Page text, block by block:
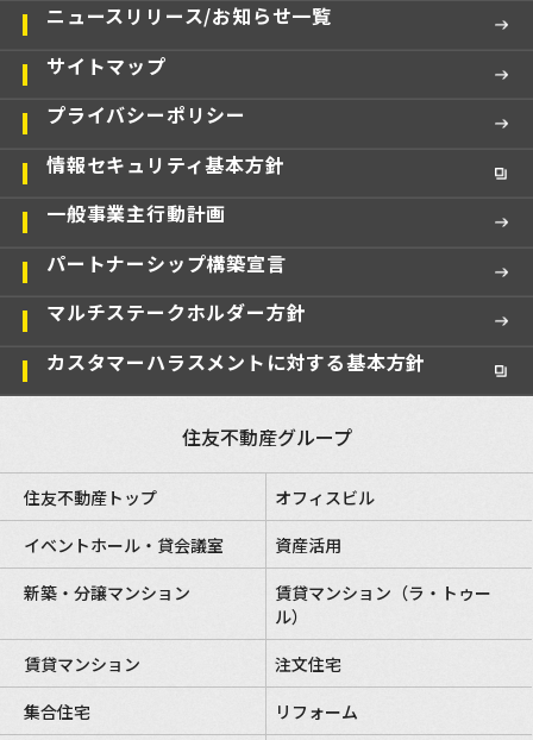
ニュースリリース/お知らせ一覧
サイトマップ
プライバシーポリシー
情報セキュリティ基本方針
一般事業主行動計画
パートナーシップ構築宣言
マルチステークホルダー方針
カスタマーハラスメントに対する基本方針
住友不動産グループ
住友不動産トップ
オフィスビル
イベントホール・貸会議室
資産活用
新築・分譲マンション
賃貸マンション（ラ・トゥー
ル）
賃貸マンション
注文住宅
集合住宅
リフォーム